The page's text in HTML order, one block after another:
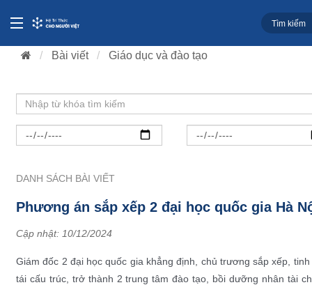
Bài viết Giáo dục và đào tạo
DANH SÁCH BÀI VIẾT
Phương án sắp xếp 2 đại học quốc gia Hà
Cập nhật: 10/12/2024
Giám đốc 2 đại học quốc gia khẳng định, chủ trương sắp xếp,
tái cấu trúc, trở thành 2 trung tâm đào tạo, bồi dưỡng nhân tài